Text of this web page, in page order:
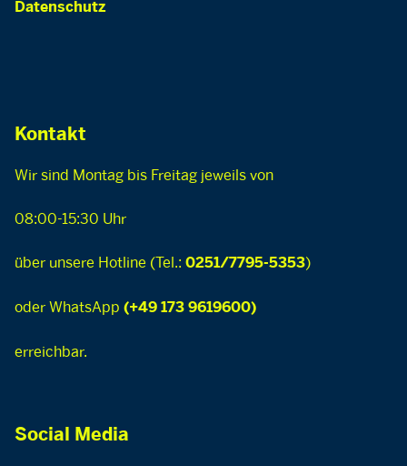
Datenschutz
Kontakt
Wir sind Montag bis Freitag jeweils von
08:00-15:30 Uhr
über unsere Hotline (Tel.: 0251/7795-5353)
oder WhatsApp (+49 173 9619600)
erreichbar.
Social Media